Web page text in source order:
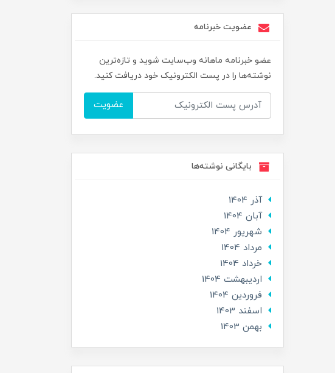
عضویت خبرنامه
عضو خبرنامه ماهانه وب‌سایت شوید و تازه‌ترین
نوشته‌ها را در پست الکترونیک خود دریافت کنید.
عضویت
بایگانی نوشته‌ها
آذر 1404
آبان 1404
شهریور 1404
مرداد 1404
خرداد 1404
ارديبهشت 1404
فروردین 1404
اسفند 1403
بهمن 1403